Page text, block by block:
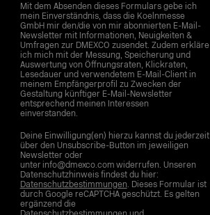
Mit dem Absenden dieses Formulars gebe ich
mein Einverständnis, dass die Koelnmesse
GmbH mir den/die von mir abonnierten E-Mail-
Newsletter mit Informationen, Neuigkeiten &
Umfragen zur DMEXCO zusendet. Zudem erkläre
ich mich mit der Messung, Speicherung und
Auswertung von Öffnungsraten, Klickraten,
Lesedauer und verwendetem E-Mail-Client in
meinem Empfängerprofil zu Zwecken der
Gestaltung künftiger E-Mail-Newsletter
entsprechend meinen Interessen
einverstanden.
Deine Einwilligung(en) hierzu kannst du jederzeit
über den Unsubscribe-Button im jeweiligen
Newsletter oder
unter info@dmexco.com widerrufen. Unseren
Datenschutzhinweis findest du hier:
Datenschutzbestimmungen. Dieses Formular ist
durch Google reCAPTCHA geschützt. Es gelten
ergänzend die